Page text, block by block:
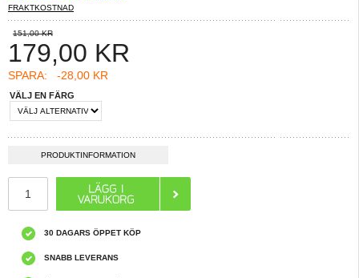
FRAKTKOSTNAD
151,00 KR
179,00 KR
SPARA: -28,00 KR
VÄLJ EN FÄRG
PRODUKTINFORMATION
30 DAGARS ÖPPET KÖP
SNABB LEVERANS